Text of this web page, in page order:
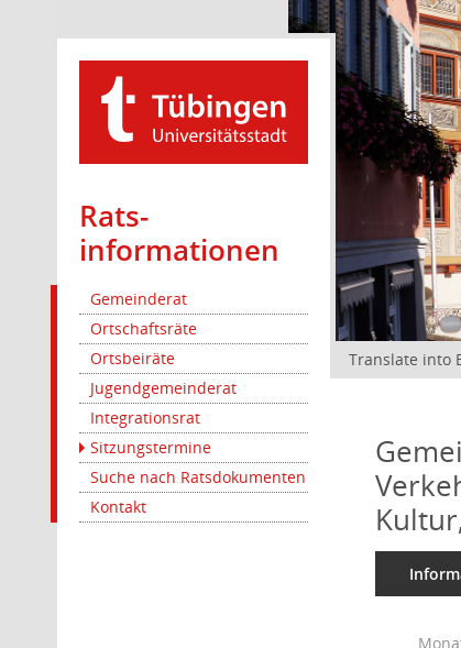
Rats­
informationen
Gemeinderat
Ortschaftsräte
Ortsbeiräte
Jugendgemeinderat
Integrationsrat
Sitzungstermine
Suche nach Ratsdokumenten
Kontakt
Translate into